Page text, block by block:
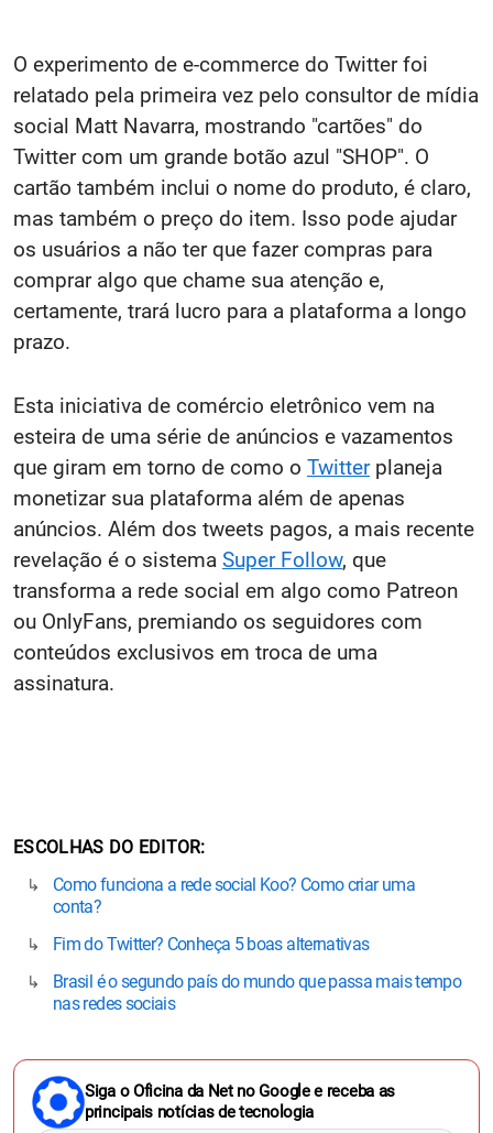
O experimento de e-commerce do Twitter foi
relatado pela primeira vez pelo consultor de mídia
social Matt Navarra, mostrando "cartões" do
Twitter com um grande botão azul "SHOP". O
cartão também inclui o nome do produto, é claro,
mas também o preço do item. Isso pode ajudar
os usuários a não ter que fazer compras para
comprar algo que chame sua atenção e,
certamente, trará lucro para a plataforma a longo
prazo.
Esta iniciativa de comércio eletrônico vem na
esteira de uma série de anúncios e vazamentos
que giram em torno de como o Twitterplaneja
monetizar sua plataforma além de apenas
anúncios. Além dos tweets pagos, a mais recente
revelação é o sistema Super Follow, que
transforma a rede social em algo como Patreon
ou OnlyFans, premiando os seguidores com
conteúdos exclusivos em troca de uma
assinatura.
ESCOLHAS DO EDITOR
Como funciona a rede social Koo? Como criar uma
conta?
Fim do Twitter? Conheça 5 boas alternativas
Brasil é o segundo país do mundo que passa mais tempo
nas redes sociais
Siga o Oficina da Net no Google e receba as
principais notícias de tecnologia